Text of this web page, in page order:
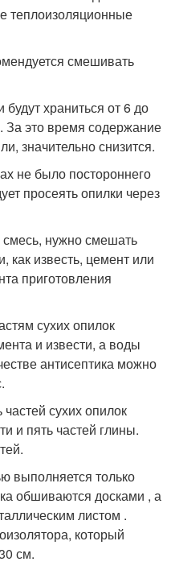
теплоизоляционные
смешивать
храниться от 6 до
За это время содержание
значительно снизится.
не было постороннего
просеять опилки через
смесь, нужно смешать
как известь, цемент или
приготовления
сухих опилок
и извести, а воды
антисептика можно
сухих опилок
и пять частей глины.
выполняется только
обшиваются досками , а
листом .
который
см.